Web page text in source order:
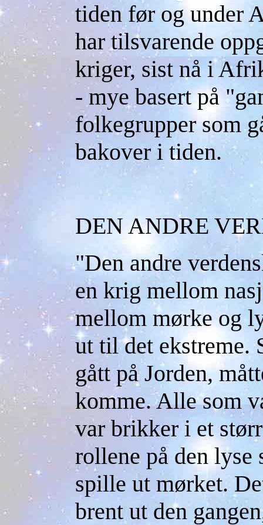
tiden før og under
har tilsvarende
kriger, sist nå i
- mye basert på
folkegrupper som
bakover i tiden.
DEN ANDRE
"Den andre
en krig mellom
mellom mørke og
ut til det ekstreme.
gått på Jorden,
komme. Alle som
var brikker i et
rollene på den lyse
spille ut mørket.
brent ut den